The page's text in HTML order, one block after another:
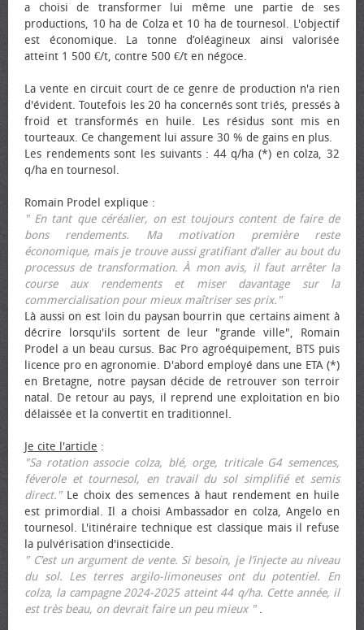
a choisi de transformer lui même une partie de ses
productions, 10 ha de Colza et 10 ha de tournesol. L'objectif
est économique. La tonne d’oléagineux ainsi valorisée
atteint 1 500 €/t, contre 500 €/t en négoce.
La vente en circuit court de ce genre de production n'a rien
d'évident. Toutefois les 20 ha concernés sont triés, pressés à
froid et transformés en huile. Les résidus sont mis en
tourteaux. Ce changement lui assure 30 % de gains en plus.
Les rendements sont les suivants : 44 q/ha (*) en colza, 32
q/ha en tournesol.
Romain Prodel explique :
" En tant que céréalier, on est toujours content de faire de
bons rendements. Ma motivation première reste
économique, mais je trouve aussi gratifiant d’aller au bout du
processus de transformation. À mon avis, il faut arrêter la
course aux rendements et miser davantage sur la
commercialisation pour mieux maîtriser ses prix."
Là aussi on est loin du paysan bourrin que certains aiment à
décrire lorsqu'ils sortent de leur "grande ville", Romain
Prodel a un beau cursus. Bac Pro agroéquipement, BTS puis
licence pro en agronomie. D'abord employé dans une ETA (*)
en Bretagne, notre paysan décide de retrouver son terroir
natal. De retour au pays, il reprend une exploitation en bio
délaissée et la convertit en traditionnel.
Je cite l'article :
"Sa rotation associe colza, blé, orge, triticale G4 semences,
féverole et tournesol, en travail du sol simplifié et semis
direct."Le choix des semences à haut rendement en huile
est primordial. Il a choisi Ambassador en colza, Angelo en
tournesol. L'itinéraire technique est classique mais il refuse
la pulvérisation d'insecticide.
" C’est un argument de vente. Si besoin, je l’injecte au niveau
du sol. Les terres argilo-limoneuses ont du potentiel. En
colza, la campagne 2024-2025 atteint 44 q/ha. Cette année, il
est très beau, on devrait faire un peu mieux ".